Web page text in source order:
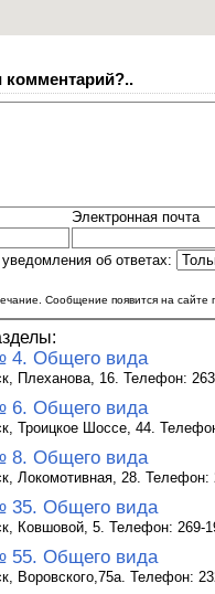
комментарий?..
Электронная почта
об ответах:
Сообщение появится на сайте
4. Общего вида
Плеханова, 16. Телефон:
6. Общего вида
Троицкое Шоссе, 44.
8. Общего вида
Локомотивная, 28.
35. Общего вида
Ковшовой, 5. Телефон: 269-
55. Общего вида
Воровского,75а. Телефон: